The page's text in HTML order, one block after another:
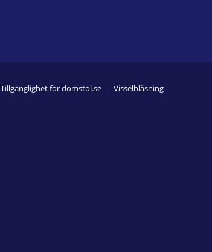
Tillgänglighet för domstol.se Visselblåsning